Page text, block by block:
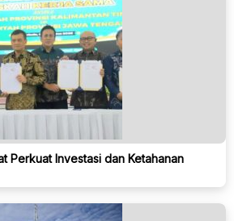
Perkuat Investasi dan Ketahanan